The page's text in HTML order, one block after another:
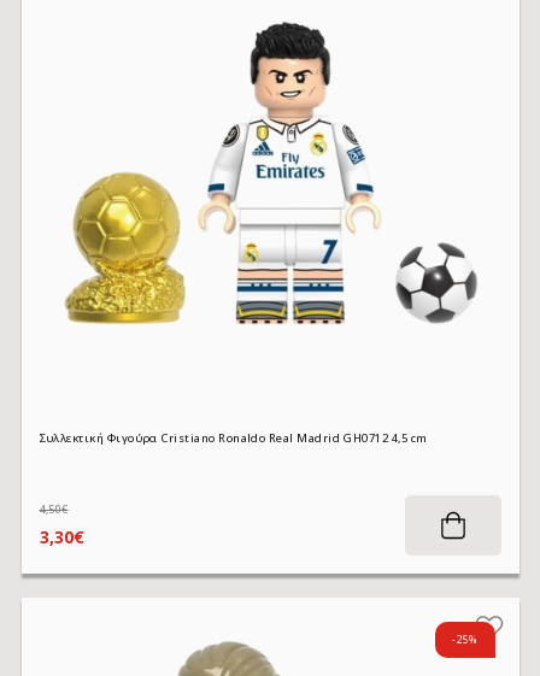
Συλλεκτική Φιγούρα Cristiano Ronaldo Real Madrid GH0712 4,5 cm
3,30€
4,50€
-25%